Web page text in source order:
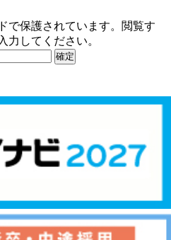
で保護されています。閲覧す
力してください。